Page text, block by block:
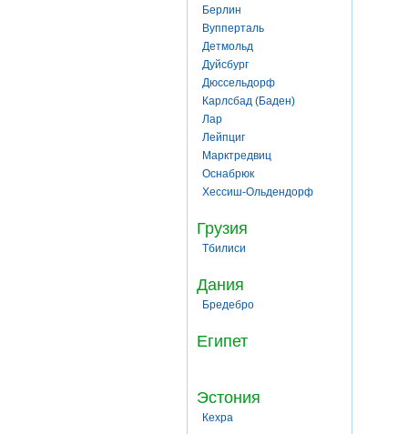
Берлин
Вупперталь
Детмольд
Дуйсбург
Дюссельдорф
Карлсбад (Баден)
Лар
Лейпциг
Марктредвиц
Оснабрюк
Хессиш-Ольдендорф
Грузия
Тбилиси
Дания
Бредебро
Египет
Эстония
Кехра